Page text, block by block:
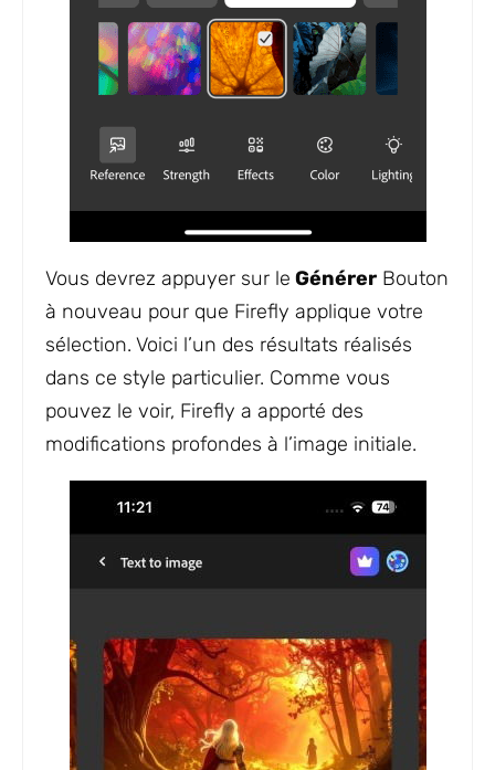
Vous devrez appuyer sur le Générer Bouton
à nouveau pour que Firefly applique votre
sélection. Voici l’un des résultats réalisés
dans ce style particulier. Comme vous
pouvez le voir, Firefly a apporté des
modifications profondes à l’image initiale.